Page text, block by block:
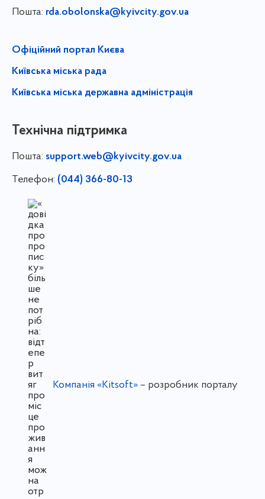
Пошта: rda.obolonska@kyivcity.gov.ua
Офіційний портал Києва
Київська міська рада
Київська міська державна адміністрація
Технічна підтримка
Пошта: support.web@kyivcity.gov.ua
Телефон: (044) 366-80-13
Компанія «Kitsoft»– розробник порталу